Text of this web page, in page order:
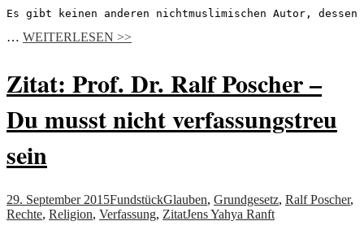
Es gibt keinen anderen nichtmuslimischen Autor,
… WEITERLESEN >>
Zitat: Prof. Dr. Ralf Poscher –
Du musst nicht verfassungstreu
sein
29. September 2015FundstückGlauben, Grundgesetz, Ralf Poscher,
Rechte, Religion, Verfassung, ZitatJens Yahya Ranft